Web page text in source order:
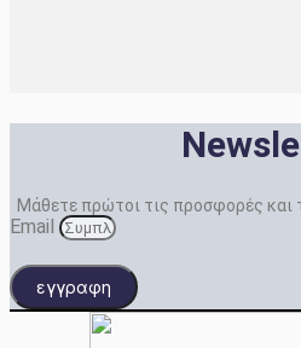
Μάθετε πρώτοι τις προσφορές
Email
εγγραφη